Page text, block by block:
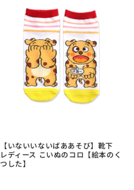
【いないいないばああそび】靴下
レディース こいぬのコロ【絵本のく
つした】